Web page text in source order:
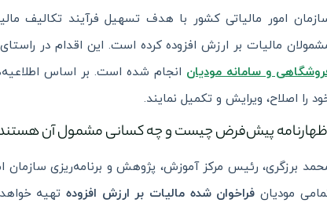
امور مالیاتی کشور با هدف تسهیل فرآیند تکالیف
مالیات بر ارزش افزوده کرده است. این اقدام در
و سامانه مودیان انجام شده است. بر اساس
را اصلاح، ویرایش و تکمیل نمایند.
پیش‌فرض چیست و چه کسانی مشمول آن
برزگری، رئیس مرکز آموزش، پژوهش و برنامه‌ریزی سازمان
مودیان فراخوان شده مالیات بر ارزش افزودهتهیه